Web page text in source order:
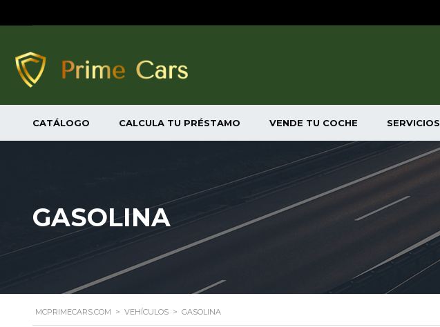
CATÁLOGO CALCULA TU PRÉSTAMO VENDE TU COCHE SERVICIOS
GASOLINA
MCPRIMECARS.COM > VEHÍCULOS > GASOLINA